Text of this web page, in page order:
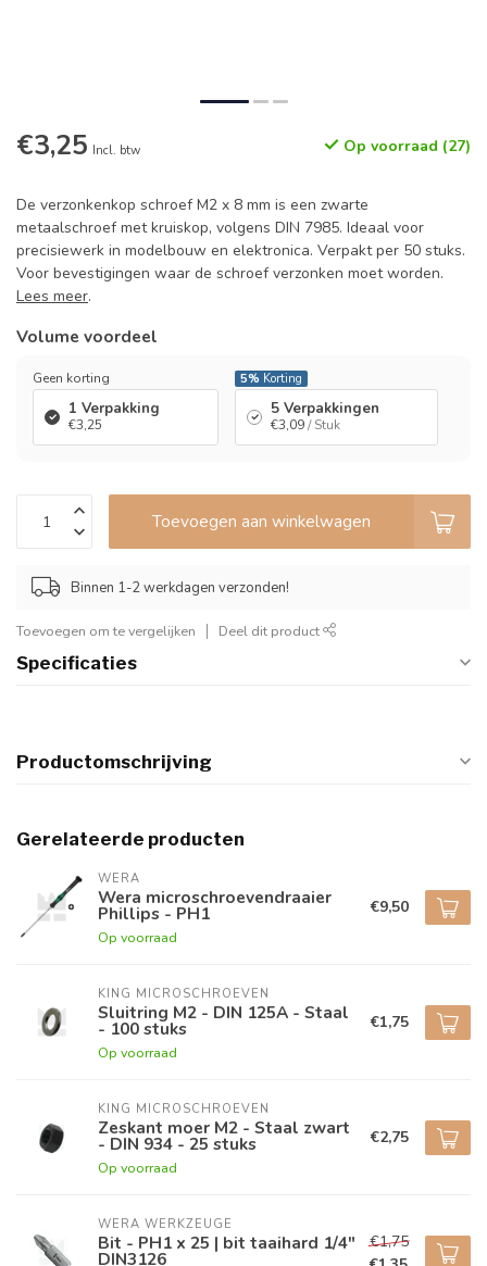
€3,25 Incl. btw Op voorraad (27)
De verzonkenkop schroef M2 x 8 mm is een zwarte
metaalschroef met kruiskop, volgens DIN 7985. Ideaal voor
precisiewerk in modelbouw en elektronica. Verpakt per 50 stuks.
Voor bevestigingen waar de schroef verzonken moet worden.
Lees meer.
Volume voordeel
Geen korting
1 Verpakking
€3,25
5% Korting
5 Verpakkingen
€3,09/ Stuk
Toevoegen aan winkelwagen
Binnen 1-2 werkdagen verzonden!
Toevoegen om te vergelijken Deel dit product
Specificaties
Productomschrijving
Gerelateerde producten
WERA
Wera microschroevendraaier
Phillips - PH1
Op voorraad
€9,50
KING MICROSCHROEVEN
Sluitring M2 - DIN 125A - Staal
- 100 stuks
Op voorraad
€1,75
KING MICROSCHROEVEN
Zeskant moer M2 - Staal zwart
- DIN 934 - 25 stuks
Op voorraad
€2,75
WERA WERKZEUGE
Bit - PH1 x 25 | bit taaihard 1/4"
DIN3126
€1,75